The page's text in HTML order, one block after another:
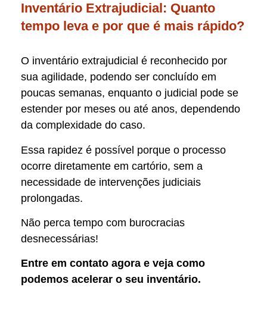
Inventário Extrajudicial: Quanto
tempo leva e por que é mais rápido?
O inventário extrajudicial é reconhecido por
sua agilidade, podendo ser concluído em
poucas semanas, enquanto o judicial pode se
estender por meses ou até anos, dependendo
da complexidade do caso.
Essa rapidez é possível porque o processo
ocorre diretamente em cartório, sem a
necessidade de intervenções judiciais
prolongadas.
Não perca tempo com burocracias
desnecessárias!
Entre em contato agora e veja como
podemos acelerar o seu inventário.